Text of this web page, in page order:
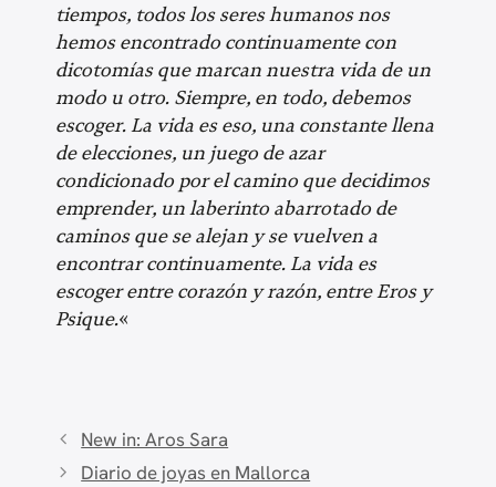
tiempos, todos los seres humanos nos
hemos encontrado continuamente con
dicotomías que marcan nuestra vida de un
modo u otro. Siempre, en todo, debemos
escoger. La vida es eso, una constante llena
de elecciones, un juego de azar
condicionado por el camino que decidimos
emprender, un laberinto abarrotado de
caminos que se alejan y se vuelven a
encontrar continuamente. La vida es
escoger entre corazón y razón, entre Eros y
Psique.«
New in: Aros Sara
Diario de joyas en Mallorca